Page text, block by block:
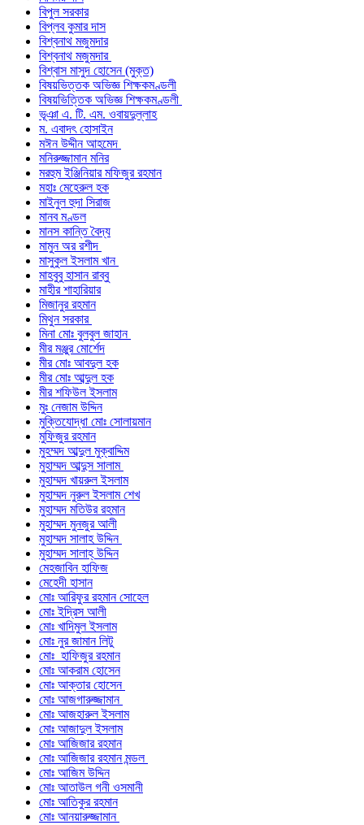
বিপুল সরকার
বিপ্লব কুমার দাস
বিশ্বনাথ মজুমদার
বিশ্বনাথ মজুমদার
বিশ্বাস মাসুদ হোসেন (মুক্ত)
বিষয়ভিত্তক অভিজ্ঞ শিক্ষকমণ্ডলী
বিষয়ভিত্তিক অভিজ্ঞ শিক্ষকমণ্ডলী
ভূঞা এ. টি. এম. ওবায়দুল্লাহ
ম. এবাদৎ হোসাইন
মঈন উদ্দীন আহমেদ
মনিরুজ্জামান মনির
মরহুম ইঞ্জিনিয়ার মফিজুর রহমান
মহাঃ মেহেরুল হক
মাইনুল হুদা সিরাজ
মানব মণ্ডল
মানস কান্তি বৈদ্য
মামুন অর রশীদ
মাসুকুল ইসলাম খান
মাহবুবু হাসান রাব্বু
মাহীর শাহারিয়ার
মিজানুর রহমান
মিথুন সরকার
মিনা মোঃ বুলবুল জাহান
মীর মঞ্জুর মোর্শেদ
মীর মোঃ আবদুল হক
মীর মোঃ আব্দুল হক
মীর শফিউল ইসলাম
মুঃ নেজাম উদ্দিন
মুক্তিযোদ্ধা মোঃ সোলায়মান
মুফিজুর রহমান
মুহম্মদ আব্দুল মুক্বাদ্দিম
মুহাম্মদ আব্দুস সালাম
মুহাম্মদ খায়রুল ইসলাম
মুহাম্মদ নুরুল ইসলাম শেখ
মুহাম্মদ মতিউর রহমান
মুহাম্মদ মুনজুর আলী
মুহাম্মদ সালাহ উদ্দিন
মুহাম্মদ সালাহ্ উদ্দিন
মেহজাবিন হাফিজ
মেহেদী হাসান
মোঃ আরিফুর রহমান সোহেল
মোঃ ইদ্রিস আলী
মোঃ খাদিমুল ইসলাম
মোঃ নুর জামান লিটু
মোঃ হাফিজুর রহমান
মোঃ আকরাম হোসেন
মোঃ আক্তার হোসেন
মোঃ আজগারুজ্জামান
মোঃ আজহারুল ইসলাম
মোঃ আজাদুল ইসলাম
মোঃ আজিজার রহমান
মোঃ আজিজার রহমান মন্ডল
মোঃ আজিম উদ্দিন
মোঃ আতাউল গনী ওসমানী
মোঃ আতিকুর রহমান
মোঃ আনয়ারুজ্জামান